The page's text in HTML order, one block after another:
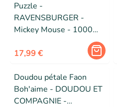
Puzzle -
RAVENSBURGER -
Mickey Mouse - 1000
pièces - Multicolore -
Format standard pour
17,99 €
Doudou pétale Faon
Boh'aime - DOUDOU ET
COMPAGNIE -